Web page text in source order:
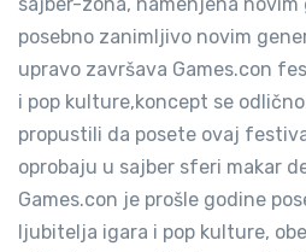
posebno zanimljivo novim
upravo završava Games.con
i pop kulture,koncept se
propustili da posete ovaj
oprobaju u sajber sferi makar
Games.con je prošle godine
ljubitelja igara i pop kulture,